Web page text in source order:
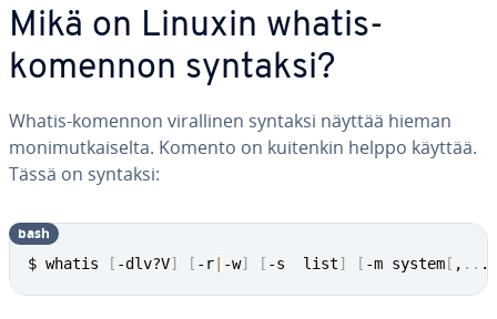
Mikä on Linuxin whatis-
komennon syntaksi?
Whatis-komennon vi­ral­li­nen syntaksi näyttää hieman
mo­ni­mut­kai­sel­ta. Komento on kuitenkin helppo käyttää.
Tässä on syntaksi:
$ whatis [ -dlv?V] [ -r -w] [ -s  list] [ -m system [ , .. .
bash